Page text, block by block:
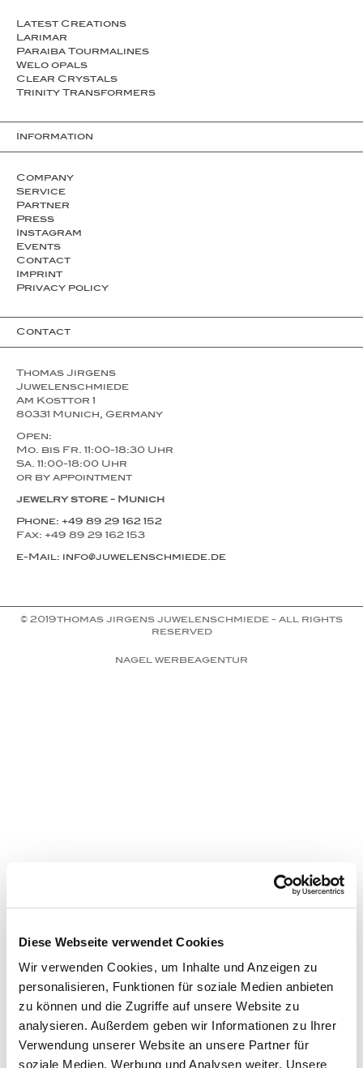
Diese Webseite verwendet Cookies
Wir verwenden Cookies, um Inhalte und Anzeigen zu
personalisieren, Funktionen für soziale Medien anbieten
zu können und die Zugriffe auf unsere Website zu
analysieren. Außerdem geben wir Informationen zu Ihrer
Verwendung unserer Website an unsere Partner für
soziale Medien, Werbung und Analysen weiter. Unsere
Latest Creations
Larimar
Paraiba Tourmalines
Welo opals
Clear Crystals
Trinity Transformers
Information
Company
Service
Partner
Press
Instagram
Events
Contact
Imprint
Privacy policy
Contact
Thomas Jirgens
Juwelenschmiede
Am Kosttor 1
80331 Munich, Germany
Open:
Mo. bis Fr. 11:00-18:30 Uhr
Sa. 11:00-18:00 Uhr
or by appointment
jewelry store - Munich
Phone: +49 89 29 162 152
Fax: +49 89 29 162 153
e-Mail: info@juwelenschmiede.de
© 2019thomas jirgens juwelenschmiede - all rights
reserved
nagel werbeagentur